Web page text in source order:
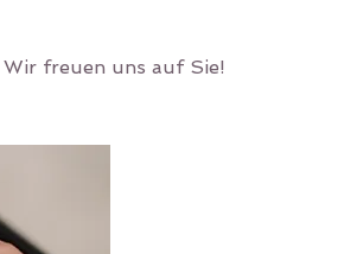
freuen uns auf Sie!